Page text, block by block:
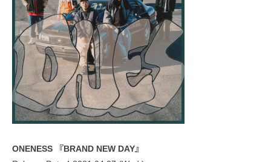
ONENESS 『BRAND NEW DAY』